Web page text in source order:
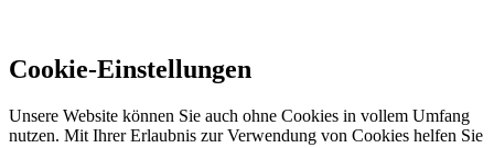
Cookie-Einstellungen
Unsere Website können Sie auch ohne Cookies in vollem Umfang
nutzen. Mit Ihrer Erlaubnis zur Verwendung von Cookies helfen Sie